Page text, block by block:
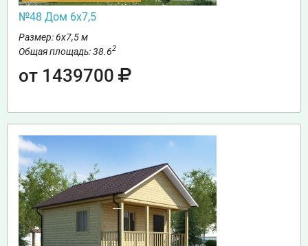
№48 Дом 6х7,5
Размер: 6х7,5 м
Общая площадь: 38.62
от 1439700